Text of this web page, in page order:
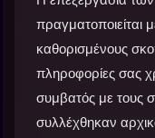
πραγματοποιείται
καθορισμένους
πληροφορίες σας
συμβατός με τους
συλλέχθηκαν